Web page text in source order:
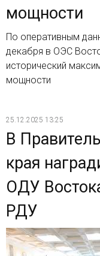
мощности
По оперативным
декабря в ОЭС
исторический
мощности
25.12.2025 13:25
В
края
ОДУ
РДУ